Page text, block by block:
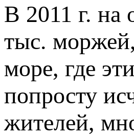
В 2011 г. на
тыс.
море, где
попросту
жителей,